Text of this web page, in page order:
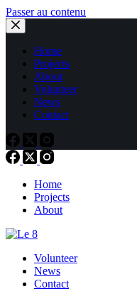
Passer au contenu
Home
Projects
About
Volunteer
News
Contact
Home
Projects
About
Volunteer
News
Contact